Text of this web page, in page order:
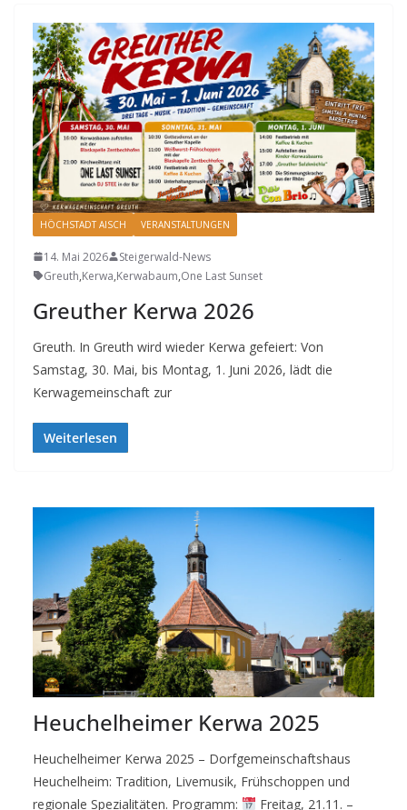
HÖCHSTADT AISCH VERANSTALTUNGEN
14. Mai 2026
Steigerwald-News
Greuth,Kerwa,Kerwabaum,One Last Sunset
Greuther Kerwa 2026
Greuth. In Greuth wird wieder Kerwa gefeiert: Von
Samstag, 30. Mai, bis Montag, 1. Juni 2026, lädt die
Kerwagemeinschaft zur
Weiterlesen
Heuchelheimer Kerwa 2025
Heuchelheimer Kerwa 2025 – Dorfgemeinschaftshaus
Heuchelheim: Tradition, Livemusik, Frühschoppen und
regionale Spezialitäten. Programm:
Freitag, 21.11. –